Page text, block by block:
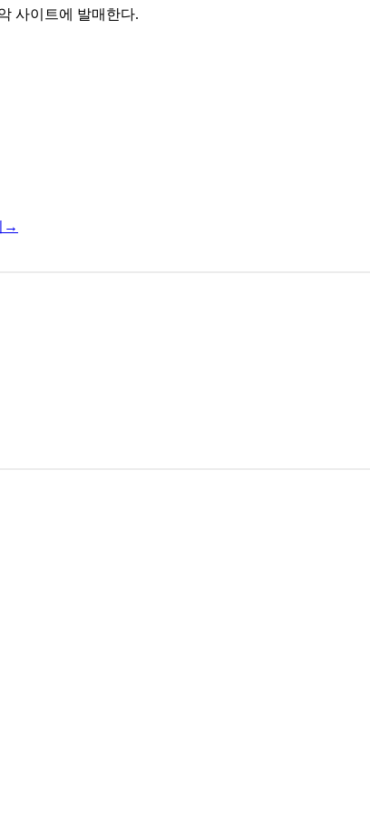
사이트에 발매한다.
→